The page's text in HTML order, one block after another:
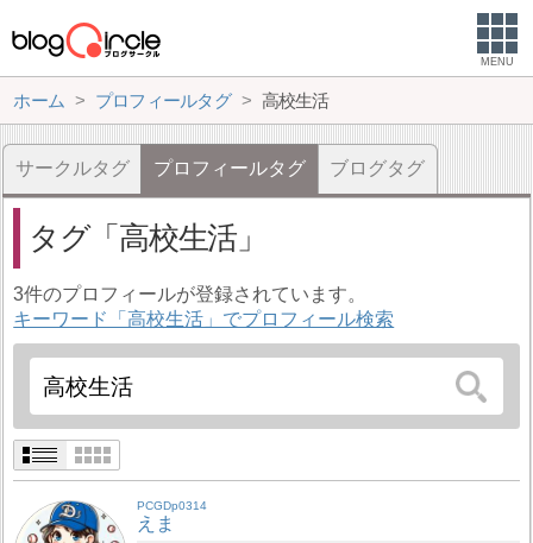
MENU
ホーム プロフィールタグ 高校生活
サークルタグ プロフィールタグ ブログタグ
タグ 高校生活
3件のプロフィールが登録されています。
キーワード「高校生活」でプロフィール検索
PCGDp0314
えま